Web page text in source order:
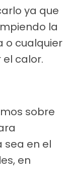
ya que
la
o cualquier
calor.
sobre
sea en el
en